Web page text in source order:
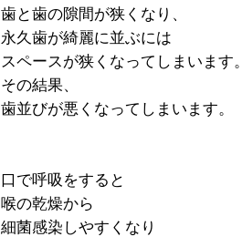
歯と歯の隙間が狭くなり、
永久歯が綺麗に並ぶには
スペースが狭くなってしまいます。
その結果、
歯並びが悪くなってしまいます。
口で呼吸をすると
喉の乾燥から
細菌感染しやすくなり